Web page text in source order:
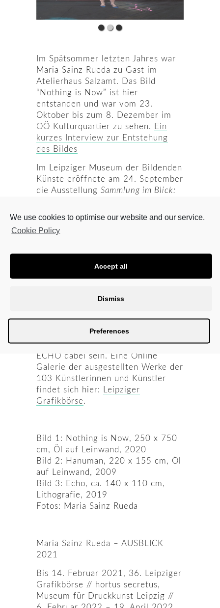
Im Spätsommer letzten Jahres war
Maria Sainz Rueda zu Gast im
Atelierhaus Salzamt. Das Bild
“Nothing is Now” ist hier
entstanden und war vom 23.
Oktober bis zum 8. Dezember im
OÖ Kulturquartier zu sehen. Ein
kurzes Interview zur Entstehung
des Bildes
Im Leipziger Museum der Bildenden
Künste eröffnete am 24. September
die Ausstellung Sammlung im Blick:
der Maria Sainz Rueda mit dem Bild
vertreten war. Durch
eine Schenkung der Familie
des MdBK Leipzig aufgenommen
werden.
Das Motto der 36. Leipziger
SECRETUS“ – „GEHEIMER
GARTEN“. Maria Sainz Rueda wird
mit ihrer 9-teiligen Lithografie
ECHO dabei sein. Eine Online
Galerie der ausgestellten Werke der
103 Künstlerinnen und Künstler
findet sich hier:
Leipziger
Grafikbörse.
Bild 1: Nothing is Now, 250 x 750
cm, Öl auf Leinwand, 2020
Bild 2: Hanuman, 220 x 155 cm, Öl
auf Leinwand, 2009
Bild 3: Echo, ca. 140 x 110 cm,
Lithografie, 2019
Fotos: Maria Sainz Rueda
Maria Sainz Rueda – AUSBLICK
2021
Bis 14. Februar 2021, 36. Leipziger
Grafikbörse // hortus secretus,
Museum für Druckkunst Leipzig //
We use cookies to optimise our website and our service.
Cookie Policy
Accept all
Dismiss
Preferences